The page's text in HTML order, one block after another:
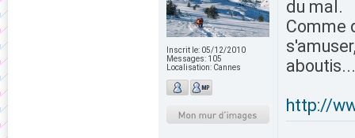
Inscrit le: 05/12/2010
Messages: 105
Localisation: Cannes
du mal.
Comme
aboutis...
http://